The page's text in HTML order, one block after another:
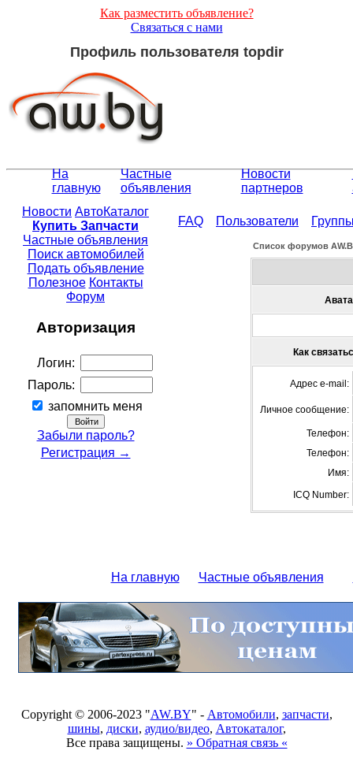
Как разместить объявление?
Связаться с нами
Профиль пользователя topdir
На
главную
Частные
объявления
Новости
партнеров
Новости АвтоКаталог
Купить Запчасти
Частные объявления
Поиск автомобилей
Подать объявление
Полезное Контакты
Форум
Авторизация
Логин:
Пароль:
запомнить меня
Забыли пароль?
Регистрация →
FAQ Пользователи
Список форумов
Как
Адрес e-mail:
Личное сообщение:
Телефон:
Телефон:
Имя:
ICQ Number:
На главную Частные объявления
Copyright © 2006-2023 "AW.BY" - Автомобили, запчасти,
шины, диски, аудио/видео, Автокаталог,
Все права защищены. » Обратная связь «